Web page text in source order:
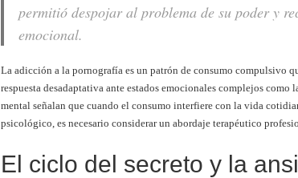
permitió despojar al problema de su poder y
emocional.
La adicción a la pornografía es un patrón de consumo compulsivo
respuesta desadaptativa ante estados emocionales complejos como
mental señalan que cuando el consumo interfiere con la vida
psicológico, es necesario considerar un abordaje terapéutico
El ciclo del secreto y la